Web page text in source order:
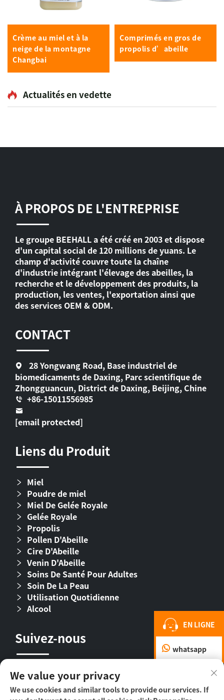
Crème au miel et à la
neige de la montagne
Changbai
Comprimés en gros de
propolis d’abeille
Actualités en vedette
EN LIGNE
whatsapp
À PROPOS DE L'ENTREPRISE
Le groupe BEEHALL a été créé en 2003 et dispose
d'un capital social de 120 millions de yuans. Le
champ d'activité couvre toute la chaîne
d'industrie intégrant l'élevage des abeilles, la
recherche et le développement des produits, la
production, les ventes, l'exportation ainsi que
des services OEM & ODM.
CONTACT
28 Yongwang Road, Base industriel de
biomedicaments de Daxing, Parc scientifique de
Zhongguancun, District de Daxing, Beijing, Chine
+86-15011556985
[email protected]
Liens du Produit
Miel
Poudre de miel
Miel De Gelée Royale
Gelée Royale
Propolis
Pollen D'Abeille
Cire D'Abeille
Venin D'Abeille
Soins De Santé Pour Adultes
Soin De La Peau
Utilisation Quotidienne
Alcool
Suivez-nous
We value your privacy
We use cookies and similar tools to provide our services. If